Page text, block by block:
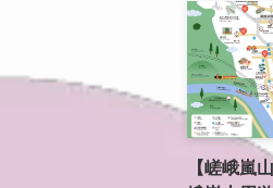
【嵯峨嵐